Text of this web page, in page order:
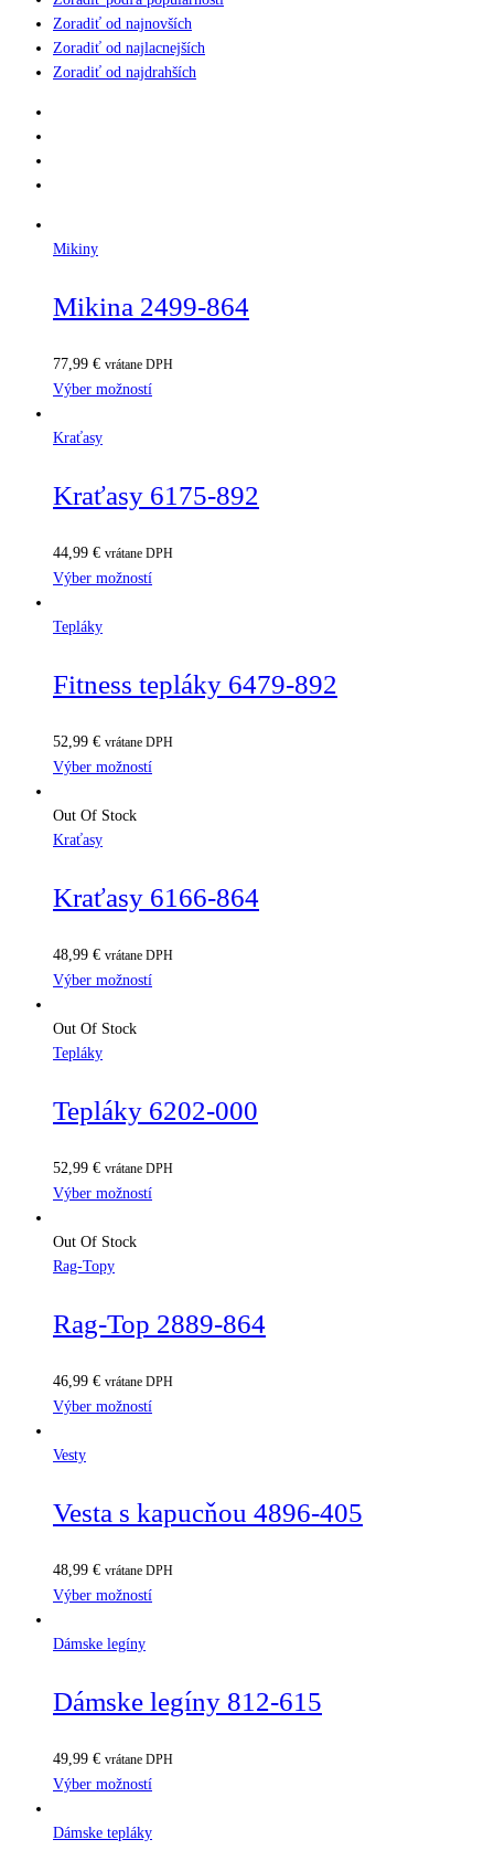
Zoradiť od najnovších
Zoradiť od najlacnejších
Zoradiť od najdrahších
Mikiny
Mikina 2499-864
77,99 € vrátane DPH
Výber možností
Kraťasy
Kraťasy 6175-892
44,99 € vrátane DPH
Výber možností
Tepláky
Fitness tepláky 6479-892
52,99 € vrátane DPH
Výber možností
Out Of Stock
Kraťasy
Kraťasy 6166-864
48,99 € vrátane DPH
Výber možností
Out Of Stock
Tepláky
Tepláky 6202-000
52,99 € vrátane DPH
Výber možností
Out Of Stock
Rag-Topy
Rag-Top 2889-864
46,99 € vrátane DPH
Výber možností
Vesty
Vesta s kapucňou 4896-405
48,99 € vrátane DPH
Výber možností
Dámske legíny
Dámske legíny 812-615
49,99 € vrátane DPH
Výber možností
Dámske tepláky